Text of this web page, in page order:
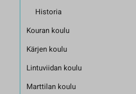
Historia
Kouran koulu
Kärjen koulu
Lintuviidan koulu
Marttilan koulu